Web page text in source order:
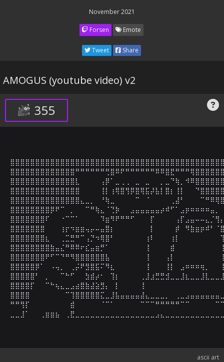
November 2021
Forsen Emote
Tweet Share
AMOGUS (youtube video) v2
355
ascii art